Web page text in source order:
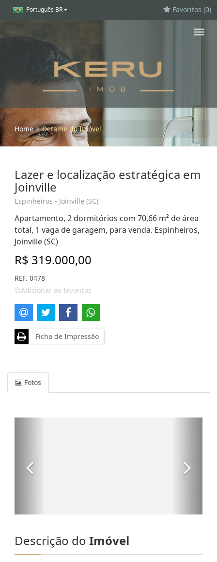
Português BR Favoritos (0)
Home Detalhe do Imóvel
Lazer e localização estratégica em
Joinville
Espinheiros - Joinville (SC)
Apartamento, 2 dormitórios com 70,66 m² de área
total, 1 vaga de garagem, para venda. Espinheiros,
Joinville (SC)
R$ 319.000,00
REF. 0478
Adicionar ao favoritos
Ficha de Impressão
Fotos
Descrição do Imóvel